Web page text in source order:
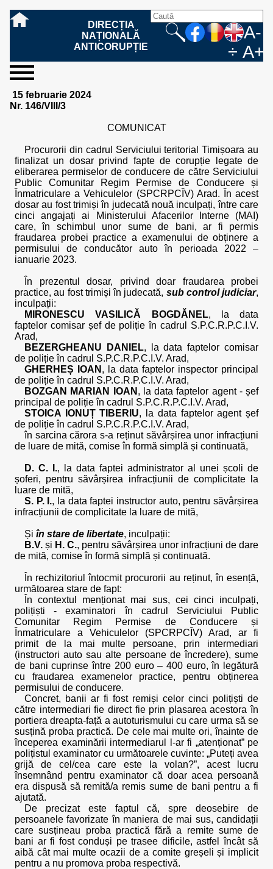
DIRECȚIA
NAȚIONALĂ
ANTICORUPȚIE
A-
÷ A+
sesizați-
ne
Ce
înseamnă
Cum
sesizați
Cum
este
Ce
trebuie
Fazele
procesului
Ce
urmează
de
corupție?
Care sunt
drepturile și
penal?
Cum
sprijiniți
despre
posibile
fapte de
corupție?
despre
noi
Cine
lucrează
Cu ce
se
Sursele
de
Structura
Conducerea
Structuri
teritoriale
Cadrul
legal
Resurse
financiare
Resurse
umane
Integritate
instituțională
rezultatele
noastre
Rapoarte
de
Hotărâri
penale
corupție
mass
media
Biroul de
informare
Comunicate
de presă
Model de
acreditare
Drept
la
Evenimente
informare
publică
Persoana
responsabilă
Model
solicitare
544/2001
Raportul
anual
544/2001
Legea
544/2001
Protecția
datelor
Modalități
de
oferit în
baza Legii
544/2001
cooperare
internațională
Programe
Evenimente
internaționale
Cadrul legal
internațional
15 februarie 2024
Nr. 146/VIII/3
COMUNICAT
Procurorii din cadrul Serviciului teritorial Timișoara au
finalizat un dosar privind fapte de corupție legate de
eliberarea permiselor de conducere de către Serviciului
Public Comunitar Regim Permise de Conducere și
Înmatriculare a Vehiculelor (SPCRPCÎV) Arad. În acest
dosar au fost trimiși în judecată nouă inculpați, între care
cinci angajați ai Ministerului Afacerilor Interne (MAI)
care, în schimbul unor sume de bani, ar fi permis
fraudarea probei practice a examenului de obținere a
permisului de conducător auto în perioada 2022 –
ianuarie 2023.
În prezentul dosar, privind doar fraudarea probei
practice, au fost trimiși în judecată, sub control judiciar,
inculpații:
MIRONESCU VASILICĂ BOGDĂNEL, la data
faptelor comisar șef de poliție în cadrul S.P.C.R.P.C.I.V.
Arad,
BEZERGHEANU DANIEL, la data faptelor comisar
de poliție în cadrul S.P.C.R.P.C.I.V. Arad,
GHERHEȘ IOAN , la data faptelor inspector principal
de poliție în cadrul S.P.C.R.P.C.I.V. Arad,
BOZGAN MARIAN IOAN , la data faptelor agent - șef
principal de poliție în cadrul S.P.C.R.P.C.I.V. Arad,
STOICA IONUȚ TIBERIU, la data faptelor agent șef
de poliție în cadrul S.P.C.R.P.C.I.V. Arad,
în sarcina cărora s-a reținut săvârșirea unor infracțiuni
de luare de mită, comise în formă simplă și continuată,
D. C. I., la data faptei administrator al unei școli de
șoferi, pentru săvârșirea infracțiunii de complicitate la
luare de mită,
S. P. I., la data faptei instructor auto, pentru săvârșirea
infracțiunii de complicitate la luare de mită,
Și în stare de libertate, inculpații:
B.V. și H. C., pentru săvârșirea unor infracțiuni de dare
de mită, comise în formă simplă și continuată.
În rechizitoriul întocmit procurorii au reținut, în esență,
următoarea stare de fapt:
În contextul menționat mai sus, cei cinci inculpați,
polițiști - examinatori în cadrul Serviciului Public
Comunitar Regim Permise de Conducere și
Înmatriculare a Vehiculelor (SPCRPCÎV) Arad, ar fi
primit de la mai multe persoane, prin intermediari
(instructori auto sau alte persoane de încredere), sume
de bani cuprinse între 200 euro – 400 euro, în legătură
cu fraudarea examenelor practice, pentru obținerea
permisului de conducere.
Concret, banii ar fi fost remiși celor cinci polițiști de
către intermediari fie direct fie prin plasarea acestora în
portiera dreapta-față a autoturismului cu care urma să se
susțină proba practică. De cele mai multe ori, înainte de
începerea examinării intermediarul l-ar fi „atenționat” pe
polițistul examinator cu următoarele cuvinte: „Puteți avea
grijă de cel/cea care este la volan?”, acest lucru
însemnând pentru examinator că doar acea persoană
era dispusă să remită/a remis sume de bani pentru a fi
ajutată.
De precizat este faptul că, spre deosebire de
persoanele favorizate în maniera de mai sus, candidații
care susțineau proba practică fără a remite sume de
bani ar fi fost conduși pe trasee dificile, astfel încât să
aibă cât mai multe ocazii de a comite greșeli și implicit
pentru a nu promova proba respectivă.